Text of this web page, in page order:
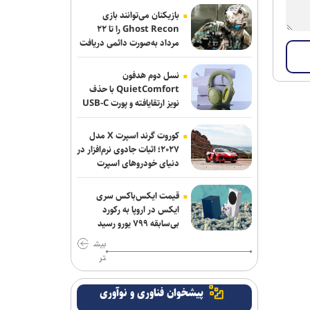
خبرنگاری حرفه‌ای مسئولیتی برای
جست‌وجوی حقیقت، مطالبه‌گری آگاهانه و
روایت دقیق و منصفانه رویدادهاست
خبرنگاران با مسئولیت‌پذیری و تعهد در
مسیر صیانت از حقیقت و انعکاس صدای
مردم گام برمی‌دارند
توقیف کامیون با راننده ۸ ساله در
اصفهان!
سواد الگوریتمی نقادانه؛ ضرورتی انکارناپذیر
برای دانشجویان در عصر هوش مصنوعی
خبرنگاران با انعکاس اخبار و مطالبات
حقیقی به رشد فرهنگ عمومی و دستیابی
مردم به حقوق‌شان کمک می‌کنند
خبرنگاران، دیده‌بانان بیدار و روایتگران
بازیکنان می‌توانند بازی
Ghost Recon را تا ۲۲
مرداد به‌صورت دائمی دریافت
کنند
نسل دوم هدفون
QuietComfort با حذف
نویز ارتقایافته و پورت USB-C
عرضه شد
کوروت گرند اسپرت X مدل
۲۰۲۷؛ اثبات جادوی نرم‌افزار در
دنیای خودروهای اسپرت
قیمت ایکس‌باکس سری
ایکس در اروپا به رکورد
بی‌سابقه ۷۹۹ یورو رسید
بیش
تر
پیشخوان فناوری و نوآوری